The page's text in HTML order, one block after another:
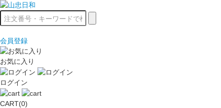
会員登録
お気に入り
ログイン
CART(0)